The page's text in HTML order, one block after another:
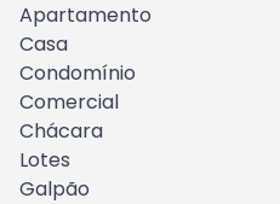
Apartamento
Casa
Condomínio
Comercial
Chácara
Lotes
Galpão